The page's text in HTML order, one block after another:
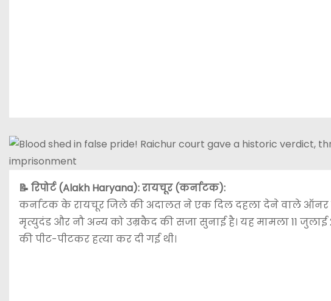
📝 रिपोर्ट (Alakh Haryana):रायचूर (कर्नाटक):
कर्नाटक के रायचूर जिले की अदालत ने एक दिल दहला देने वाले ऑनर
मृत्युदंड और नौ अन्य को उम्रकैद की सजा सुनाई है। यह मामला 11
की पीट-पीटकर हत्या कर दी गई थी।